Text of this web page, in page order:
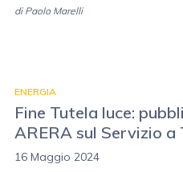
di Paolo Marelli
ENERGIA
Fine Tutela luce:
ARERA sul Servizio a
16 Maggio 2024